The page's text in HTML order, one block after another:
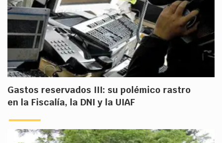
Gastos reservados III: su polémico rastro
en la Fiscalía, la DNI y la UIAF